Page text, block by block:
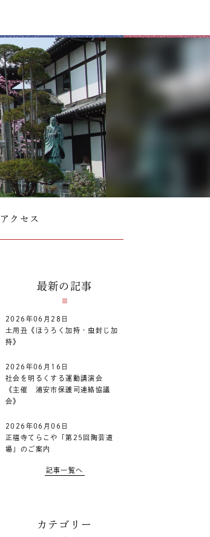
アクセス
最新の記事
2026年06月28日
土用丑《ほうろく加持・虫封じ加
持》
2026年06月16日
社会を明るくする運動講演会
《主催 浦安市保護司連絡協議
会》
2026年06月06日
正福寺てらこや「第25回陶芸道
場」のご案内
記事一覧へ
カテゴリー